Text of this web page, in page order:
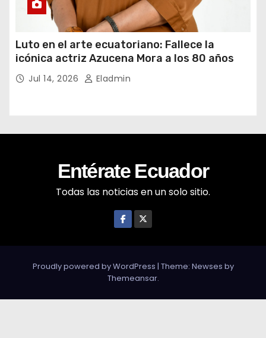
Luto en el arte ecuatoriano: Fallece la
icónica actriz Azucena Mora a los 80 años
Jul 14, 2026 Eladmin
Entérate Ecuador
Todas las noticias en un solo sitio.
Proudly powered by WordPress | Theme: Newses by
Themeansar.